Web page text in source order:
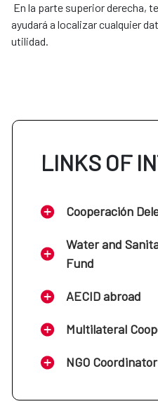
En la parte superior derecha,
ayudará a localizar cualquier
utilidad.
LINKS OF
Cooperación
Water and
Fund
AECID abroad
Multilateral
NGO Coordinator